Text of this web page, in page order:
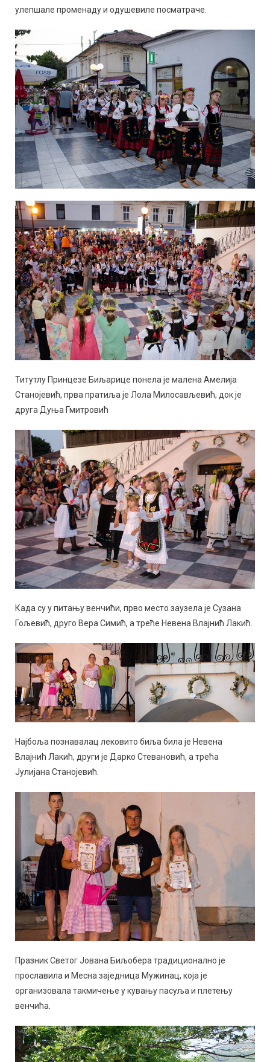
улепшале променаду и одушевиле посматраче.
Титутлу Принцезе Биљарице понела је малена Амелија
Станојевић, прва пратиља је Лола Милосављевић, док је
друга Дуња Гмитровић
Када су у питању венчићи, прво место заузела је Сузана
Гољевић, друго Вера Симић, а треће Невена Влајнић Лакић.
Најбоља познавалац лековито биља била је Невена
Влајнић Лакић, други је Дарко Стевановић, а трећа
Јулијана Станојевић.
Празник Светог Јована Биљобера традиционално је
прославила и Месна заједница Мужинац, која је
организовала такмичење у кувању пасуља и плетењу
венчића.